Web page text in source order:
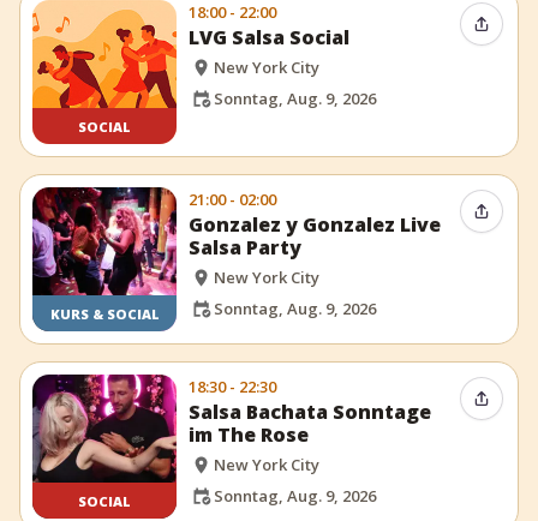
SOCIAL
18:00 - 22:00
LVG Salsa Social
New York City
Sonntag, Aug. 9, 2026
Event
KURS & SOCIAL
21:00 - 02:00
Gonzalez y Gonzalez Live
Salsa Party
New York City
Sonntag, Aug. 9, 2026
Event
SOCIAL
18:30 - 22:30
Salsa Bachata Sonntage
im The Rose
New York City
Sonntag, Aug. 9, 2026
Event